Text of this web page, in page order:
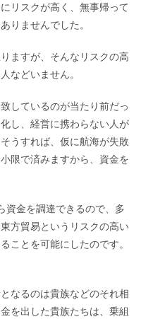
リスクが高く、無事帰って
りませんでした。
ますが、そんなリスクの高
などいません。
しているのが当たり前だっ
し、経営に携わらない人が
うすれば、仮に航海が失敗
限で済みますから、資金を
資金を調達できるので、多
方貿易というリスクの高い
ことを可能にしたのです。
なるのは貴族などのそれ相
を出した貴族たちは、乗組